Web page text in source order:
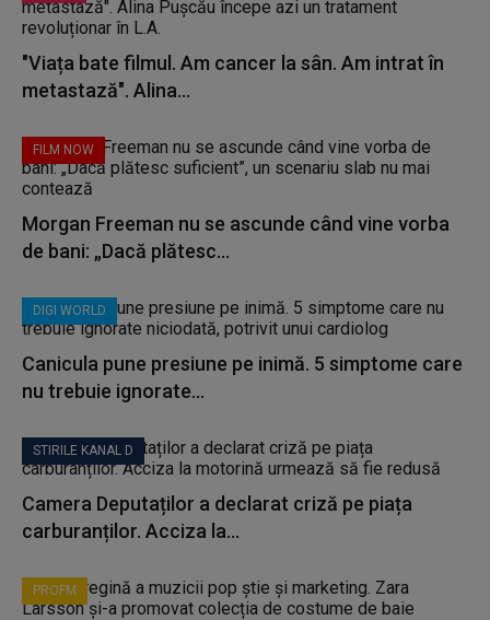
"Viața bate filmul. Am cancer la sân. Am intrat în
metastază". Alina...
FILM NOW
Morgan Freeman nu se ascunde când vine vorba
de bani: „Dacă plătesc...
DIGI WORLD
Canicula pune presiune pe inimă. 5 simptome care
nu trebuie ignorate...
STIRILE KANAL D
Camera Deputaților a declarat criză pe piața
carburanților. Acciza la...
PROFM